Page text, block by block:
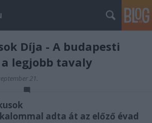
Díja - A budapesti
legjobb tavaly
21.
adta át az előző évad